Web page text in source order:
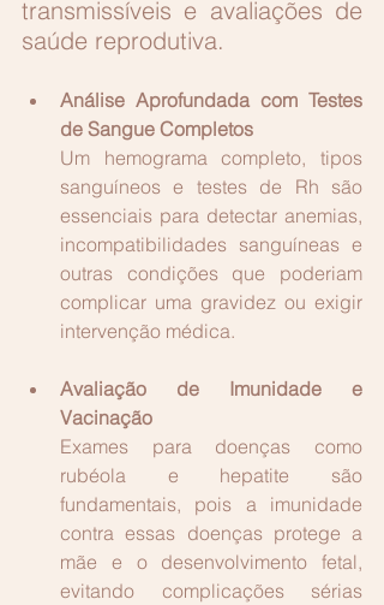
transmissíveis e avaliações de
saúde reprodutiva.
Análise Aprofundada com Testes
de Sangue Completos
Um hemograma completo, tipos
sanguíneos e testes de Rh são
essenciais para detectar anemias,
incompatibilidades sanguíneas e
outras condições que poderiam
complicar uma gravidez ou exigir
intervenção médica.
Avaliação de Imunidade e
Vacinação
Exames para doenças como
rubéola e hepatite são
fundamentais, pois a imunidade
contra essas doenças protege a
mãe e o desenvolvimento fetal,
evitando complicações sérias